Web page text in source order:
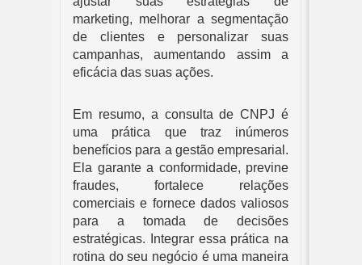
marketing, melhorar a segmentação
de clientes e personalizar suas
campanhas, aumentando assim a
eficácia das suas ações.
Em resumo, a consulta de CNPJ é
uma prática que traz inúmeros
benefícios para a gestão empresarial.
Ela garante a conformidade, previne
fraudes, fortalece relações
comerciais e fornece dados valiosos
para a tomada de decisões
estratégicas. Integrar essa prática na
rotina do seu negócio é uma maneira